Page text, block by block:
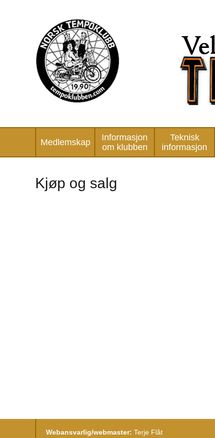
Medlemskap
Informasjon
om klubben
Teknisk
informasjon
Kjøp og salg
Webansvarlig/webmaster: Terje Flåt